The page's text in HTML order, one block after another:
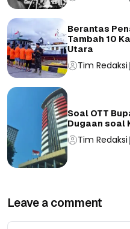
Berantas
Tambah 10
Utara
Tim Redaksi
Soal OTT
Dugaan soal
Tim Redaksi
Leave a comment